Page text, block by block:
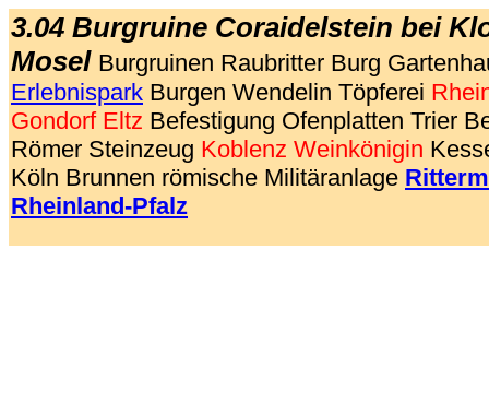
3.04 Burgruine Coraidelstein bei
Mosel Burgruinen Raubritter Burg
Erlebnispark Burgen Wendelin Töpferei
Gondorf Eltz Befestigung Ofenplatten Trier
Römer Steinzeug Koblenz Weinkönigin
Köln Brunnen römische Militäranlage
Rheinland-Pfalz